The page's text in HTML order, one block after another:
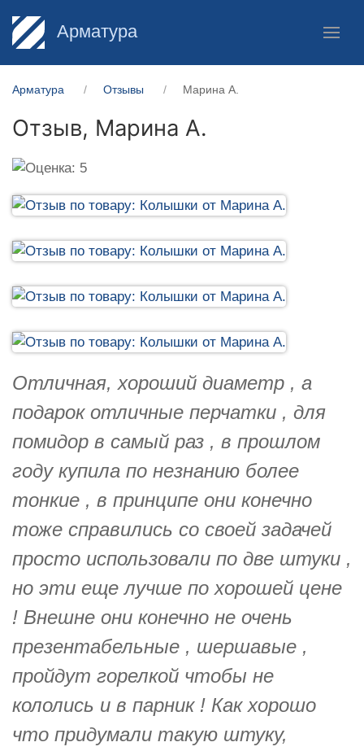
Арматура
Арматура Отзывы Марина А.
Отзыв, Марина А.
Отличная, хороший диаметр , а
подарок отличные перчатки , для
помидор в самый раз , в прошлом
году купила по незнанию более
тонкие , в принципе они конечно
тоже справились со своей задачей
просто использовали по две штуки ,
но эти еще лучше по хорошей цене
! Внешне они конечно не очень
презентабельные , шершавые ,
пройдут горелкой чтобы не
кололись и в парник ! Как хорошо
что придумали такую штуку,